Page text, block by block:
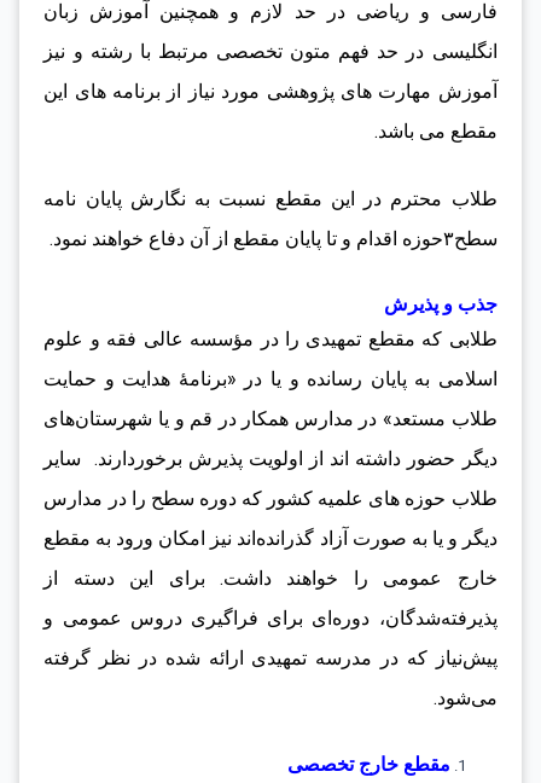
فارسی و ریاضی در حد لازم و همچنین آموزش زبان
انگلیسی در حد فهم متون تخصصی مرتبط با رشته و نیز
آموزش مهارت های پژوهشی مورد نیاز از برنامه های این
مقطع می باشد.
طلاب محترم در این مقطع نسبت به نگارش پایان نامه
سطح۳حوزه اقدام و تا پایان مقطع از آن دفاع خواهند نمود.
جذب و پذیرش
طلابی که مقطع تمهیدی را در مؤسسه عالی فقه و علوم
اسلامی به پایان رسانده‌ و یا در «برنامۀ هدایت و حمایت
طلاب مستعد» در مدارس همکار در قم و یا شهرستان‌های
دیگر حضور داشته اند از اولویت پذیرش برخوردارند. سایر
طلاب حوزه های علمیه کشور که دوره سطح را در مدارس
دیگر و یا به صورت آزاد گذرانده‌اند نیز امکان ورود به مقطع
خارج عمومی را خواهند داشت. برای این دسته از
پذیرفته‌شدگان، دوره‌ای برای فراگیری دروس عمومی و
پیش‌نیاز که در مدرسه تمهیدی ارائه شده در نظر گرفته
می‌شود.
مقطع خارج تخصصی